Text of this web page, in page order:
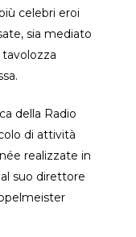
celebri eroi
sia mediato
della Radio
di attività
realizzate in
suo direttore